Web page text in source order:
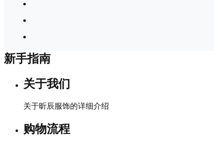
新手指南
关于我们
关于昕辰服饰的详细介绍
购物流程